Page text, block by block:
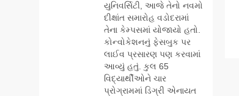
યુનિવર્સિટી, આજે તેનો નવમો
દીક્ષાંત સમારોહ વડોદરામાં
તેના કેમ્પસમાં યોજાયો હતો.
કોન્વોકેશનનું ફેસબુક પર
લાઈવ પ્રસારણ પણ કરવામાં
આવ્યું હતું. કુલ 65
વિદ્યાર્થીઓને ચાર
પ્રોગ્રામમાં ડિગ્રી એનાયત